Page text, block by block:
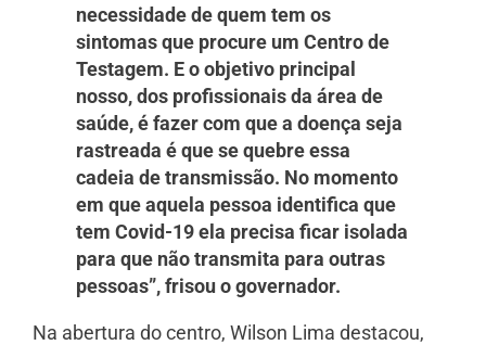
necessidade de quem tem os
sintomas que procure um Centro de
Testagem. E o objetivo principal
nosso, dos profissionais da área de
saúde, é fazer com que a doença seja
rastreada é que se quebre essa
cadeia de transmissão. No momento
em que aquela pessoa identifica que
tem Covid-19 ela precisa ficar isolada
para que não transmita para outras
pessoas”, frisou o governador.
Na abertura do centro, Wilson Lima destacou,